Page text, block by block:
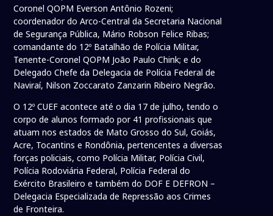
Coronel QOPM Everson Antônio Rozeni;
coordenador do Arco-Central da Secretaria Nacional
de Segurança Pública, Mário Robson Felice Ribas;
comandante do 12º Batalhão de Polícia Militar,
Tenente-Coronel QOPM João Paulo Chink; e do
Delegado Chefe da Delegacia de Polícia Federal de
Naviraí, Nilson Zoccarato Zanzarin Ribeiro Negrão.
O 12º CUEF acontece até o dia 17 de julho, tendo o
corpo de alunos formado por 41 profissionais que
atuam nos estados de Mato Grosso do Sul, Goiás,
Acre, Tocantins e Rondônia, pertencentes a diversas
forças policiais, como Polícia Militar, Polícia Civil,
Polícia Rodoviária Federal, Polícia Federal do
Exército Brasileiro e também do DOF E DEFRON –
Delegacia Especializada de Repressão aos Crimes
de Fronteira.